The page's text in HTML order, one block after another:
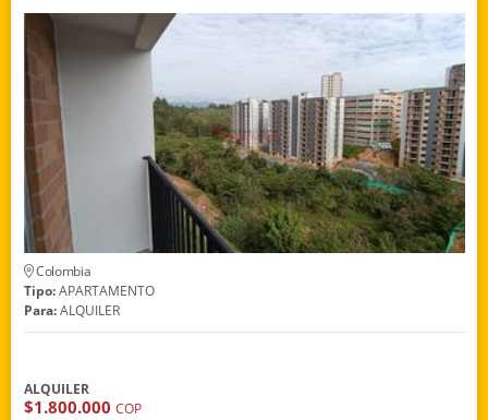
Colombia
Tipo:APARTAMENTO
Para:ALQUILER
ALQUILER
$1.800.000 COP